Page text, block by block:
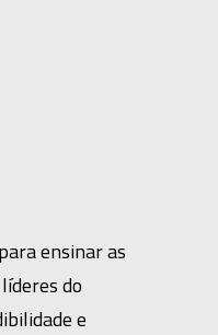
ensinar as
do
e